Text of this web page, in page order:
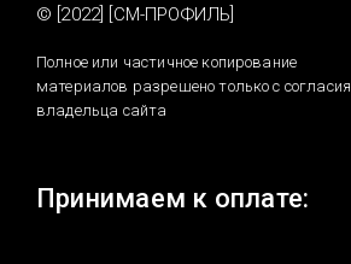
© [2022] [СМ-ПРОФИЛЬ]
Полное или частичное копирование
материалов разрешено только с согласия
владельца сайта
Принимаем к оплате: